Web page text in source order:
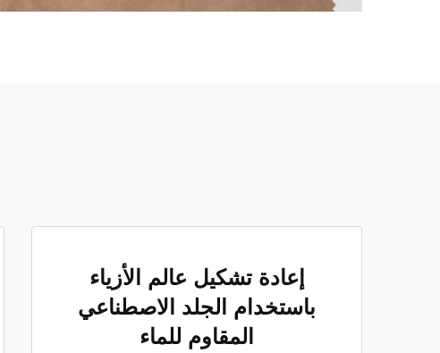
إعادة تشكيل عالم الأزياء
باستخدام الجلد الاصطناعي
المقاوم للماء